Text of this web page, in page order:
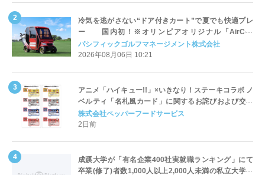
冷気を逃がさない“ドア付きカート”で夏でも快適プレ
ー 国内初！※オリンピアオリジナル「AirCon
Cart（エアコンカート）」導入 | ＰＧＭ
パシフィックゴルフマネージメント株式会社
2026年08月06日 10:21
アニメ「ハイキュー!!」×いきなり！ステーキコラボ ノ
ベルティ「名札風カード」に関するお詫びおよび交換
対応についてのご案内
株式会社ペッパーフードサービス
2日前
成蹊大学が「有名企業400社実就職ランキング」にて
卒業(修了)者数1,000人以上2,000人未満の私立大学で